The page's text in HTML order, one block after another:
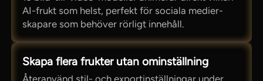
AI-frukt som helst, perfekt för sociala medier-
skapare som behöver rörligt innehåll.
Skapa flera frukter utan ominställning